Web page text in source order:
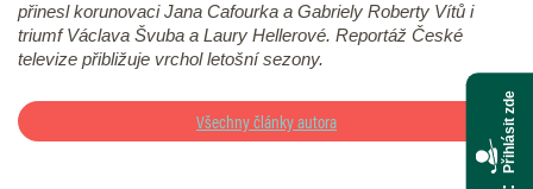
přinesl korunovaci Jana Cafourka a Gabriely Roberty Vítů i
triumf Václava Švuba a Laury Hellerové. Reportáž České
televize přibližuje vrchol letošní sezony.
Všechny články autora Přihlásit zde